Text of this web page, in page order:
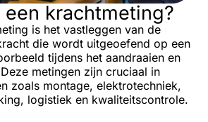
een krachtmeting?
is het vastleggen van de
die wordt uitgeoefend op een
tijdens het aandraaien en
metingen zijn cruciaal in
zoals montage, elektrotechniek,
logistiek en kwaliteitscontrole.